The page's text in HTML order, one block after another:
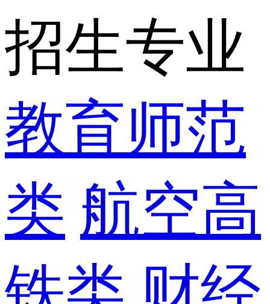
招生专业
教育师范
类 航空高